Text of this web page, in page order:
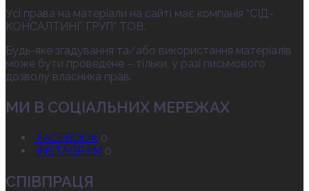
Усі права на матеріали на сайті має компанія “СІД-
КОНСАЛТИНГ ГРУП” ТОВ.
Будь-яке згадування та/або використання матеріалів
може бути проведене – тільки, у разі письмового
дозволу власника прав.
МИ В СОЦІАЛЬНИХ МЕРЕЖАХ
FACEBOOK 0
INSTAGRAM 0
СПІВПРАЦЯ